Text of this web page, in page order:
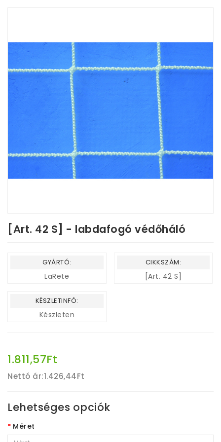
[Art. 42 S] - labdafogó védőháló
GYÁRTÓ:
LaRete
CIKKSZÁM:
[Art. 42 S]
KÉSZLETINFÓ:
Készleten
1.811,57Ft
Nettó ár:1.426,44Ft
Lehetséges opciók
Méret